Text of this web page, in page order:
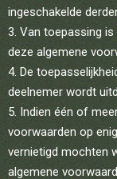
ingeschakelde
Van toepassing
deze algemene
De
deelnemer wordt
Indien één of
voorwaarden op
vernietigd mochten
algemene